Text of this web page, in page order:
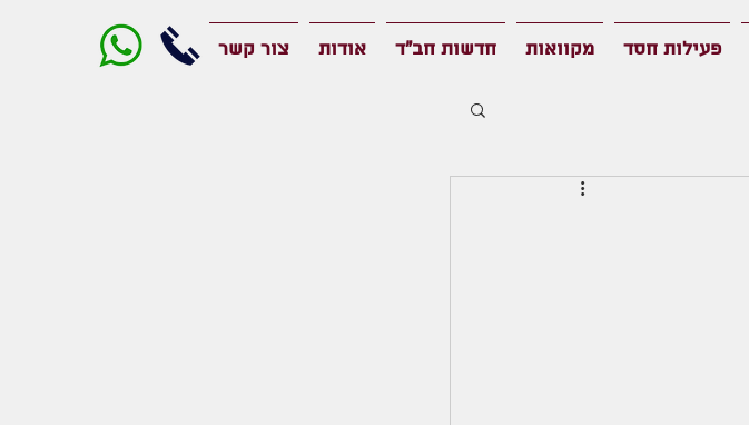
פעילות חסד מקוואות חדשות חב"ד אודות צור קשר